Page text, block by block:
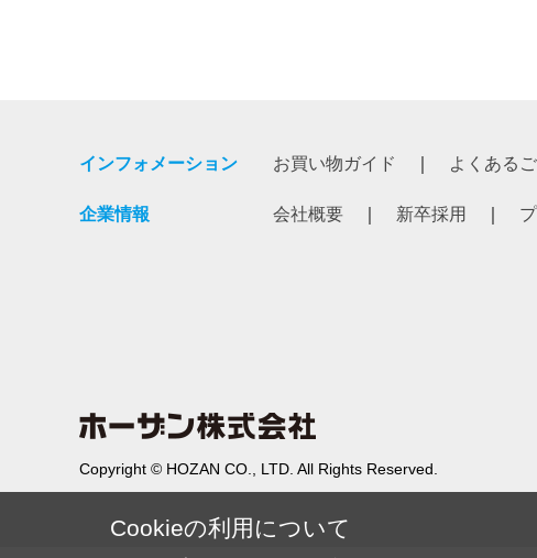
インフォメーション お買い物ガイド よくある
企業情報 会社概要 新卒採用
Copyright © HOZAN CO., LTD. All Rights Reserved.
Cookieの利用について